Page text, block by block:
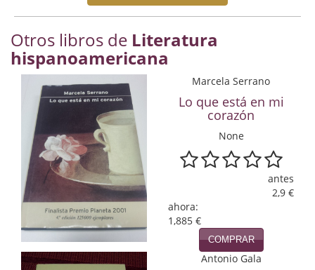
DVD
Economía
Enciclopedias
Ensayo
Ensayo literario
Filosofía
Física y Química
Otros libros de Literatura
hispanoamericana
Marcela Serrano
Lo que está en mi
corazón
None
antes
2,9 €
ahora:
1,885 €
COMPRAR
Antonio Gala